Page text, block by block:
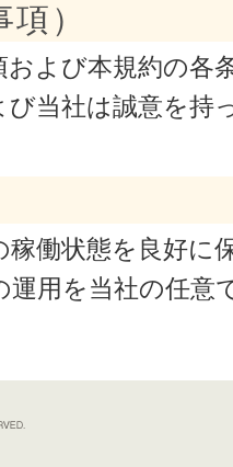
）
よび本規約の各
当社は誠意を持
働状態を良好に
運用を当社の任意